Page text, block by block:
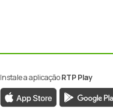
Instale a aplicaçãoRTP Play